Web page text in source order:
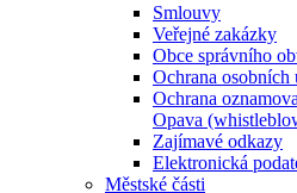
Smlouvy
Veřejné zakázky
Obce správního
Ochrana
Ochrana
Opava
Zajímavé odkazy
Elektronická
Městské části